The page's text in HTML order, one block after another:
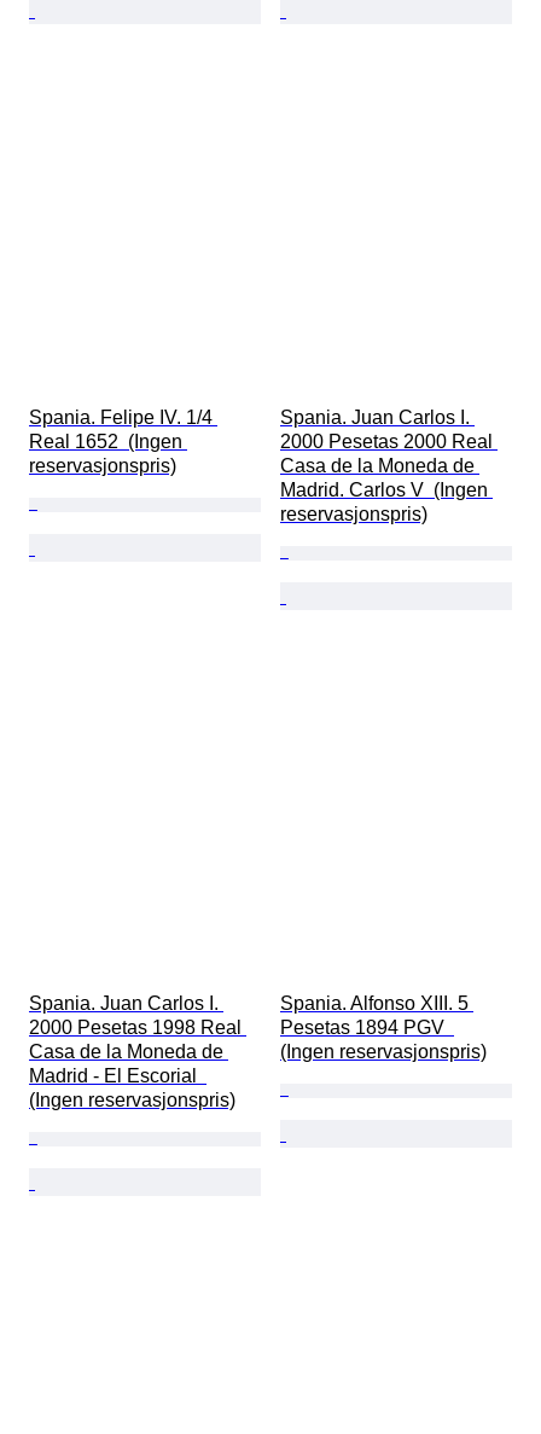
Spania. Felipe IV. 1/4
Real 1652  (Ingen
reservasjonspris)
Spania. Juan Carlos I.
2000 Pesetas 2000 Real
Casa de la Moneda de
Madrid. Carlos V  (Ingen
reservasjonspris)
Spania. Juan Carlos I.
2000 Pesetas 1998 Real
Casa de la Moneda de
Madrid - El Escorial
(Ingen reservasjonspris)
Spania. Alfonso XIII. 5
Pesetas 1894 PGV
(Ingen reservasjonspris)